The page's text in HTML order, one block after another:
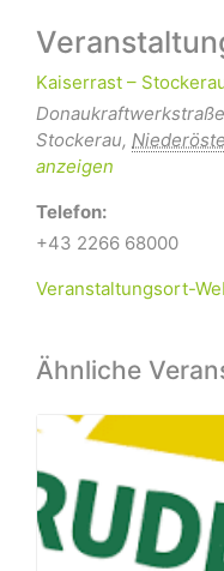
Kaiserrast –
Stockerau,
anzeigen
Telefon:
+43 2266 68000
Veranstaltungsort-
Ähnliche